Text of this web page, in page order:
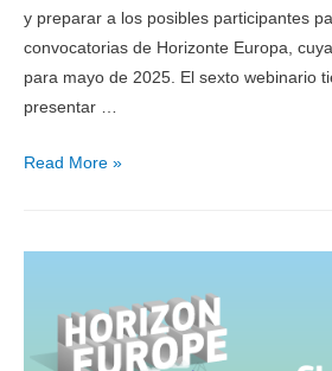
y preparar a los posibles participantes
convocatorias de Horizonte Europa,
para mayo de 2025. El sexto webinario
presentar …
Read More »